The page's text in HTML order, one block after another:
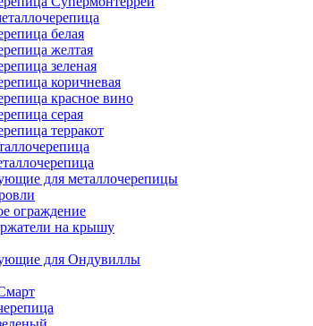
белая
желтая
зеленая
коричневая
красное вино
серая
терракот
для металлочерепицы
ограждение
на крышу
для Ондувиллы